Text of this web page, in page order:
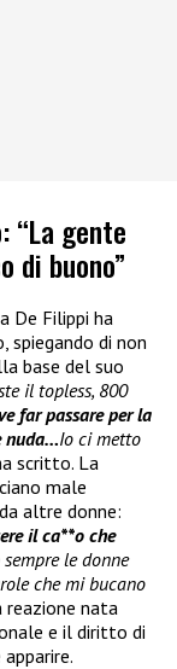
“La gente
di buono”
De Filippi ha
di non
base del suo
il topless, 800
far passare per la
nuda…Io ci metto
scritto. La
male
altre donne:
il ca**o che
le donne
che mi bucano
reazione nata
e il diritto di